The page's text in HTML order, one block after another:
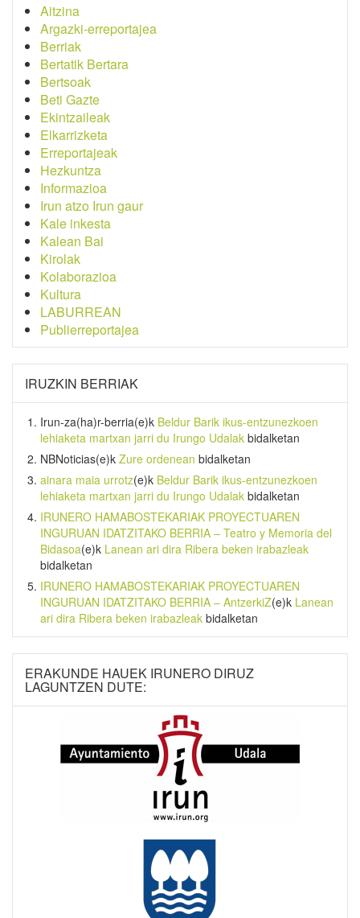
Aitzina
Argazki-erreportajea
Berriak
Bertatik Bertara
Bertsoak
Beti Gazte
Ekintzaileak
Elkarrizketa
Erreportajeak
Hezkuntza
Informazioa
Irun atzo Irun gaur
Kale inkesta
Kalean Bai
Kirolak
Kolaborazioa
Kultura
LABURREAN
Publierreportajea
IRUZKIN BERRIAK
Irun-za(ha)r-berria(e)k Beldur Barik ikus-entzunezkoen
lehiaketa martxan jarri du Irungo Udalak bidalketan
NBNoticias(e)k Zure ordenean bidalketan
ainara maia urrotz(e)k Beldur Barik ikus-entzunezkoen
lehiaketa martxan jarri du Irungo Udalak bidalketan
IRUNERO HAMABOSTEKARIAK PROYECTUAREN
INGURUAN IDATZITAKO BERRIA – Teatro y Memoria del
Bidasoa(e)k Lanean ari dira Ribera beken irabazleak
bidalketan
IRUNERO HAMABOSTEKARIAK PROYECTUAREN
INGURUAN IDATZITAKO BERRIA – AntzerkiZ(e)k Lanean
ari dira Ribera beken irabazleak bidalketan
ERAKUNDE HAUEK IRUNERO DIRUZ
LAGUNTZEN DUTE: